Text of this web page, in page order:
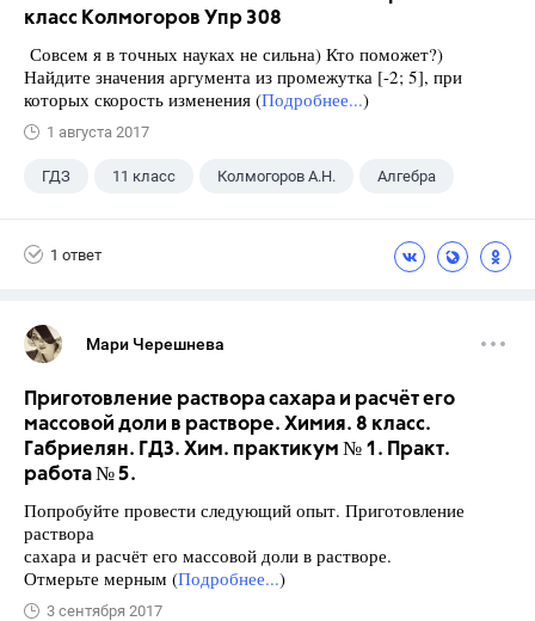
класс Колмогоров Упр 308
Совсем я в точных науках не сильна) Кто поможет?)
Найдите значения аргумента из промежутка [-2; 5], при
которых скорость изменения (Подробнее...)
1 августа 2017
ГДЗ 11 класс Колмогоров А.Н. Алгебра
1 ответ
Мари Черешнева
Приготовление раствора сахара и расчёт его
массовой доли в растворе. Химия. 8 класс.
Габриелян. ГДЗ. Хим. практикум № 1. Практ.
работа № 5.
Попробуйте провести следующий опыт. Приготовление
раствора
сахара и расчёт его массовой доли в растворе.
Отмерьте мерным (Подробнее...)
3 сентября 2017